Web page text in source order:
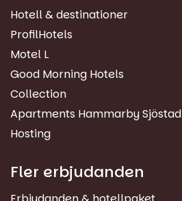
Hotell & destinationer
ProfilHotels
Motel L
Good Morning Hotels
Collection
Apartments Hammarby Sjöstad
Hosting
Fler erbjudanden